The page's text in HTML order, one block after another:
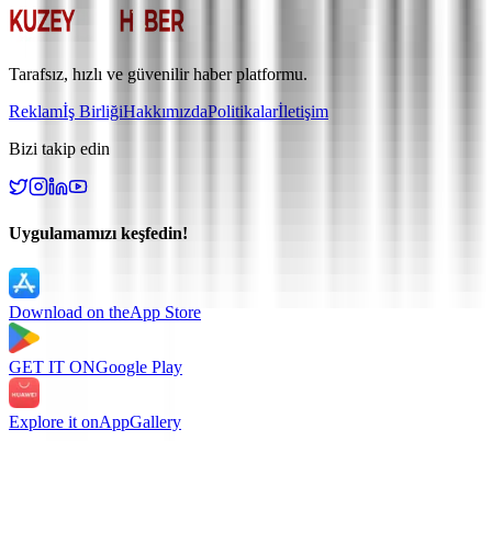
Tarafsız, hızlı ve güvenilir haber platformu.
Reklamİş BirliğiHakkımızdaPolitikalarİletişim
Bizi takip edin
Uygulamamızı keşfedin!
Download on theApp Store
GET IT ONGoogle Play
Explore it onAppGallery